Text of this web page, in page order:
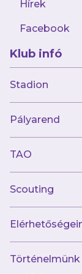
Hírek
Facebook
Klub infó
Stadion
Pályarend
TAO
Scouting
Történelmünk
hangulatot
Amennyiben
következik,
továbbjutásról.
A január 23-
Juhász
YouTube-